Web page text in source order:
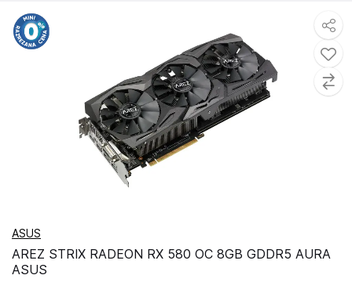
ASUS
AREZ STRIX RADEON RX 580 OC 8GB GDDR5 AURA
ASUS